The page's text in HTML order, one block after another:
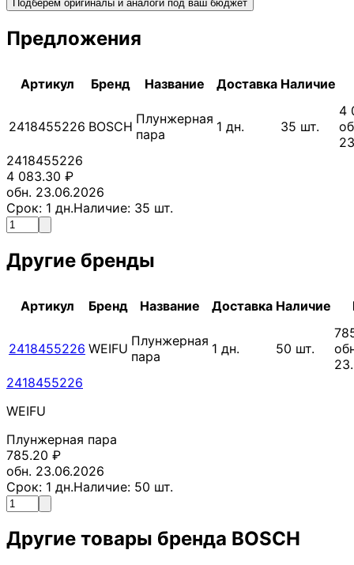
Подберём оригиналы и аналоги под ваш бюджет
Предложения
Артикул Бренд Название Доставка Наличие
2418455226 BOSCH Плунжерная
пара
1 дн. 35 шт.
4
2418455226
4 083.30 ₽
обн. 23.06.2026
Срок: 1 дн.Наличие: 35 шт.
Другие бренды
Артикул Бренд Название Доставка Наличие
2418455226 WEIFU Плунжерная
пара
1 дн. 50 шт.
2418455226
WEIFU
Плунжерная пара
785.20 ₽
обн. 23.06.2026
Срок: 1 дн.Наличие: 50 шт.
Другие товары бренда BOSCH